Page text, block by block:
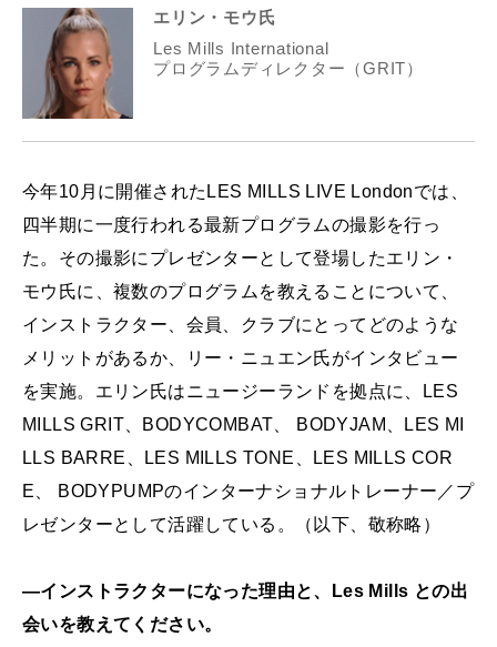
エリン・モウ氏
Les Mills International
プログラムディレクター（GRIT）
今年10月に開催されたLES MILLS LIVE Londonでは、
四半期に一度行われる最新プログラムの撮影を行っ
た。その撮影にプレゼンターとして登場したエリン・
モウ氏に、複数のプログラムを教えることについて、
インストラクター、会員、クラブにとってどのような
メリットがあるか、リー・ニュエン氏がインタビュー
を実施。エリン氏はニュージーランドを拠点に、LES
MILLS GRIT、BODYCOMBAT、 BODYJAM、LES MI
LLS BARRE、LES MILLS TONE、LES MILLS COR
E、 BODYPUMPのインターナショナルトレーナー／プ
レゼンターとして活躍している。（以下、敬称略）
―インストラクターになった理由と、Les Mills との出
会いを教えてください。